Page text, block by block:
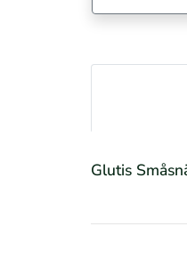
Glutis